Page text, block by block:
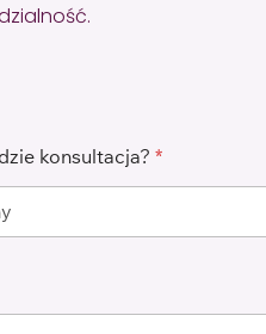
konsultacja? *